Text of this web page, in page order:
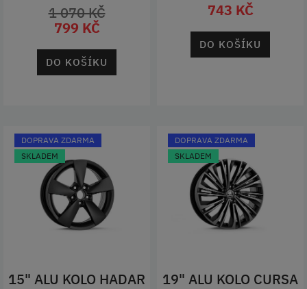
1 070 KČ
799 KČ
DO KOŠÍKU
743 KČ
DO KOŠÍKU
DOPRAVA ZDARMA
SKLADEM
15" ALU KOLO HADAR
DOPRAVA ZDARMA
SKLADEM
19" ALU KOLO CURSA